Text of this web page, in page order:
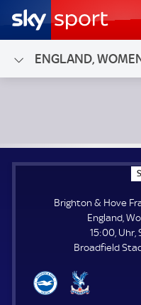
ENGLAND,
Brighton & Hove
England,
15:00, Uhr,
Broadfield